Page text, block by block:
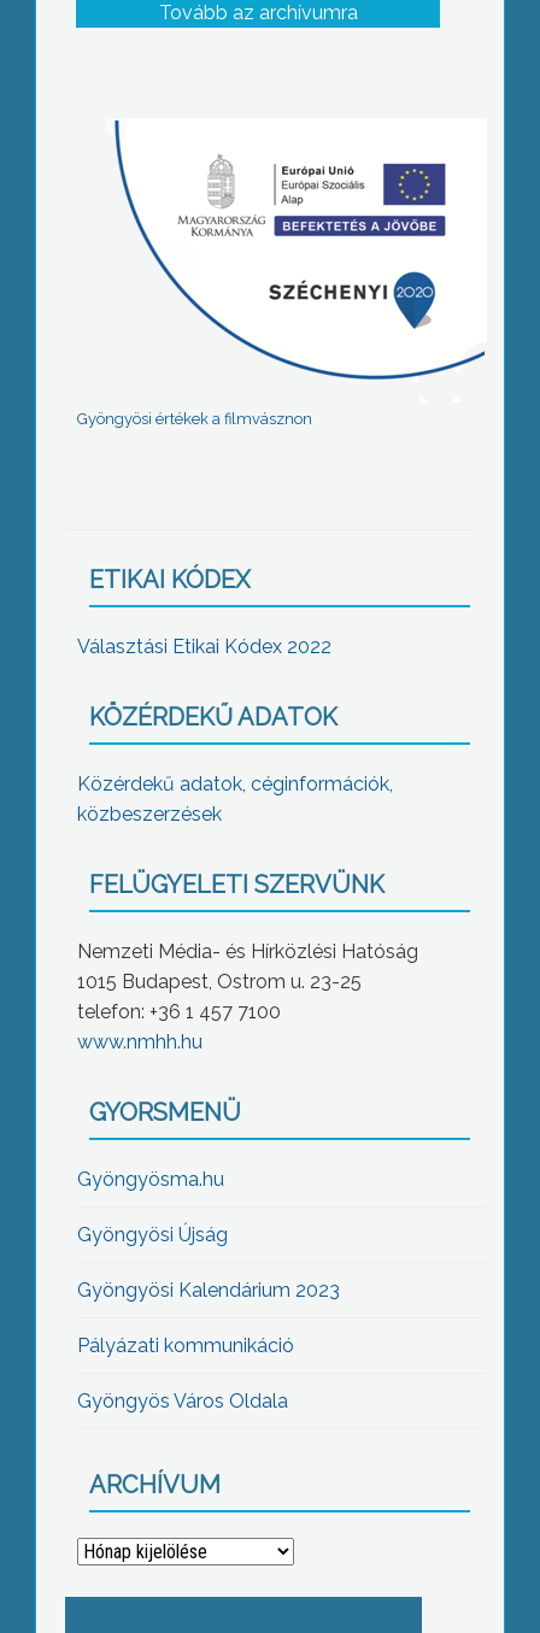
Tovább az archívumra
Gyöngyösi értékek a filmvásznon
ETIKAI KÓDEX
Választási Etikai Kódex 2022
KÖZÉRDEKŰ ADATOK
Közérdekű adatok, céginformációk,
közbeszerzések
FELÜGYELETI SZERVÜNK
Nemzeti Média- és Hírközlési Hatóság
1015 Budapest, Ostrom u. 23-25
telefon: +36 1 457 7100
www.nmhh.hu
GYORSMENÜ
Gyöngyösma.hu
Gyöngyösi Újság
Gyöngyösi Kalendárium 2023
Pályázati kommunikáció
Gyöngyös Város Oldala
ARCHÍVUM
Archívum